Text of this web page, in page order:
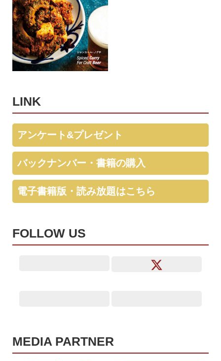
LINK
アンケート&プレゼント
バックナンバー・書籍の購入
電子書籍版・読み放題はこちら
FOLLOW US
MEDIA PARTNER